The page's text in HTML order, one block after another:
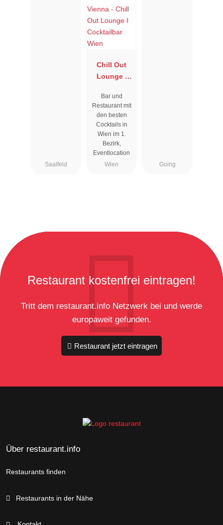
Saalfeld
Chill Out
Lounge I
Wien
Bar und
Restaurant mit
den besten
Cocktails in
Wien im 1.
Bezirk,
Eventlocation
Wien
Going
Restaurant kostenfrei eintragen!
Tritt dem restaurant.info Netzwerk bei und werde
europaweit gefunden.
Restaurant jetzt eintragen
Über restaurant.info
Restaurants finden
Restaurants in der Nähe